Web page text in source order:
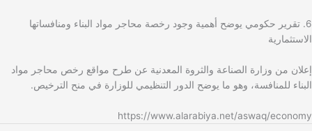
6. تقرير حكومي يوضح أهمية وجود رخصة محاجر مواد البناء ومنافساتها
الاستثمارية
إعلان من وزارة الصناعة والثروة المعدنية عن طرح مواقع رخص محاجر مواد
البناء للمنافسة، وهو ما يوضح الدور التنظيمي للوزارة في منح الترخيص.
https://www.alarabiya.net/aswaq/economy